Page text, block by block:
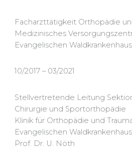
Facharzttätigkeit Orthopädie
Medizinisches
Evangelischen
10/2017 – 03/2021
Stellvertretende Leitung
Chirurgie und Sportorthopädie
Klinik für Orthopädie und
Evangelischen
Prof. Dr. U. Nöth